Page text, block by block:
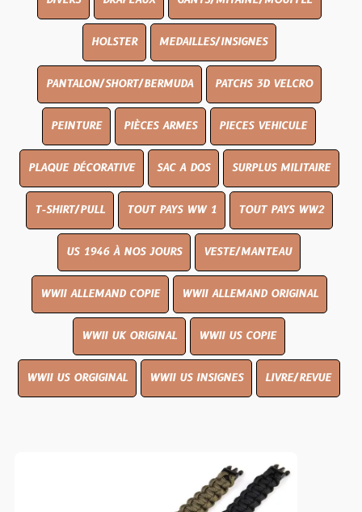
HOLSTER MEDAILLES/INSIGNES
PANTALON/SHORT/BERMUDA PATCHS 3D VELCRO
PEINTURE PIÈCES ARMES PIECES VEHICULE
PLAQUE DÉCORATIVE SAC A DOS SURPLUS MILITAIRE
T-SHIRT/PULL TOUT PAYS WW 1 TOUT PAYS WW2
US 1946 À NOS JOURS VESTE/MANTEAU
WWII ALLEMAND COPIE WWII ALLEMAND ORIGINAL
WWII UK ORIGINAL WWII US COPIE
WWII US ORGIGINAL WWII US INSIGNES LIVRE/REVUE